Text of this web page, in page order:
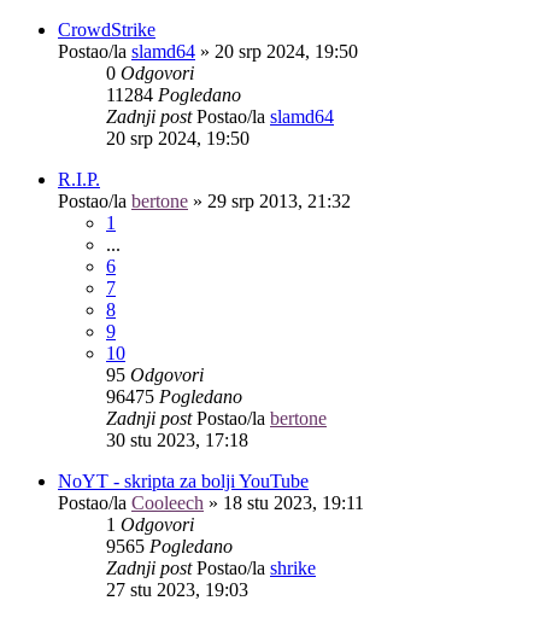
CrowdStrike
Postao/la slamd64 » 20 srp 2024, 19:50
0 Odgovori
11284 Pogledano
Zadnji postPostao/la slamd64
20 srp 2024, 19:50
R.I.P.
Postao/la bertone » 29 srp 2013, 21:32
1
...
6
7
8
9
10
95 Odgovori
96475 Pogledano
Zadnji postPostao/la bertone
30 stu 2023, 17:18
NoYT - skripta za bolji YouTube
Postao/la Cooleech » 18 stu 2023, 19:11
1 Odgovori
9565 Pogledano
Zadnji postPostao/la shrike
27 stu 2023, 19:03